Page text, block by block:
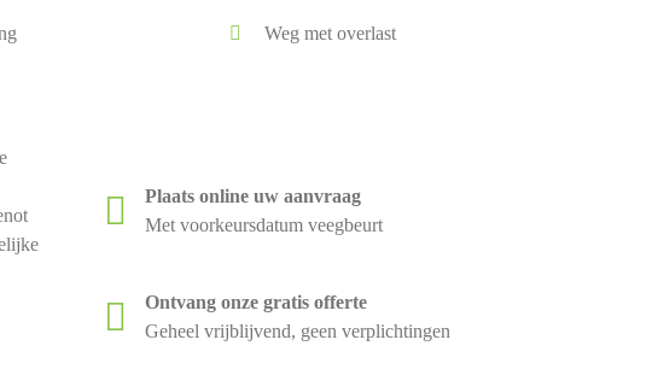
Weg met overlast
Plaats online uw aanvraag
Met voorkeursdatum veegbeurt
Ontvang onze gratis offerte
Geheel vrijblijvend, geen verplichtingen